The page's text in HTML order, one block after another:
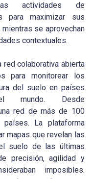
actividades de
para maximizar sus
se aprovechan
contextuales.
red colaborativa abierta
para monitorear los
del suelo en países
mundo. Desde
red de más de 100
La plataforma
mapas que revelan las
suelo de las últimas
precisión, agilidad y
imposibles.